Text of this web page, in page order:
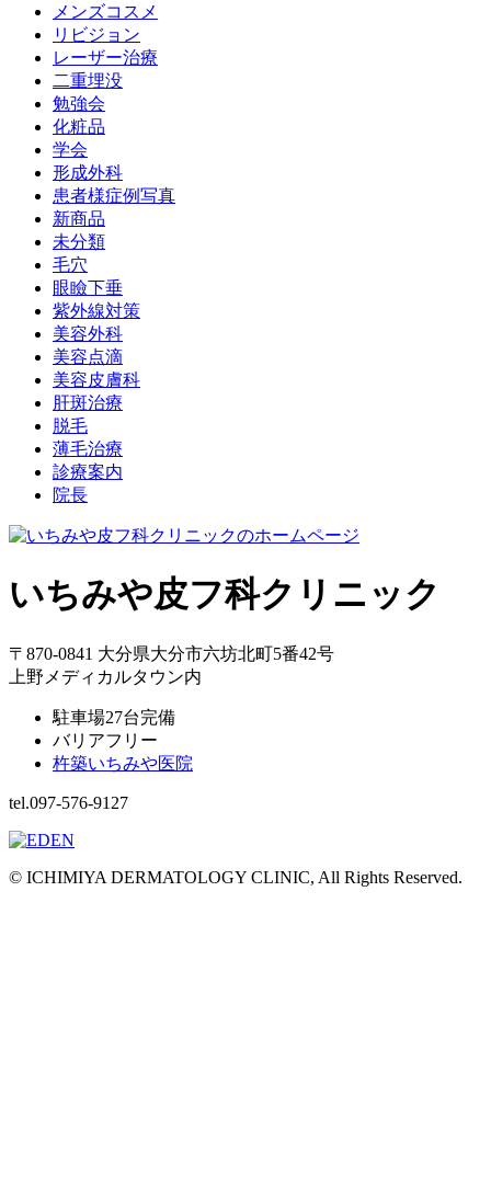
メンズコスメ
リビジョン
レーザー治療
二重埋没
勉強会
化粧品
学会
形成外科
患者様症例写真
新商品
未分類
毛穴
眼瞼下垂
紫外線対策
美容外科
美容点滴
美容皮膚科
肝斑治療
脱毛
薄毛治療
診療案内
院長
いちみや皮フ科クリニック
〒870-0841 大分県大分市六坊北町5番42号
上野メディカルタウン内
駐車場27台完備
バリアフリー
杵築いちみや医院
tel.097-576-9127
© ICHIMIYA DERMATOLOGY CLINIC, All Rights Reserved.